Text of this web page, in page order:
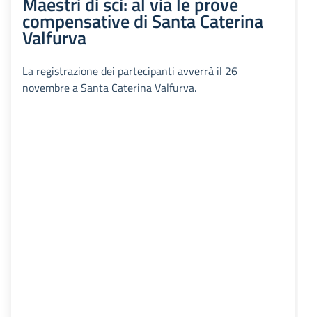
compensative di Santa Caterina
Valfurva
La registrazione dei partecipanti avverrà il 26
novembre a Santa Caterina Valfurva.